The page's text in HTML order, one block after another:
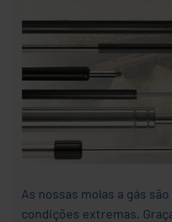
As nossas molas a gás
condições extremas.